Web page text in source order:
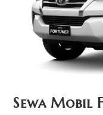
Sewa Mobil